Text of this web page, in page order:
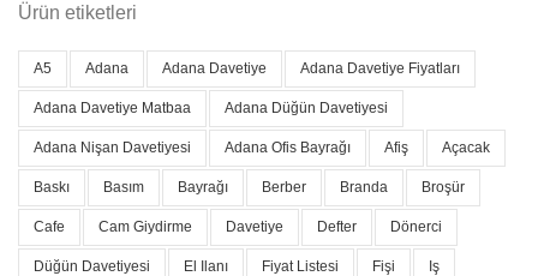
Ürün etiketleri
A5 Adana Adana Davetiye Adana Davetiye Fiyatları
Adana Davetiye Matbaa Adana Düğün Davetiyesi
Adana Nişan Davetiyesi Adana Ofis Bayrağı Afiş Açacak
Baskı Basım Bayrağı Berber Branda Broşür
Cafe Cam Giydirme Davetiye Defter Dönerci
Düğün Davetiyesi El Ilanı Fiyat Listesi Fişi Iş